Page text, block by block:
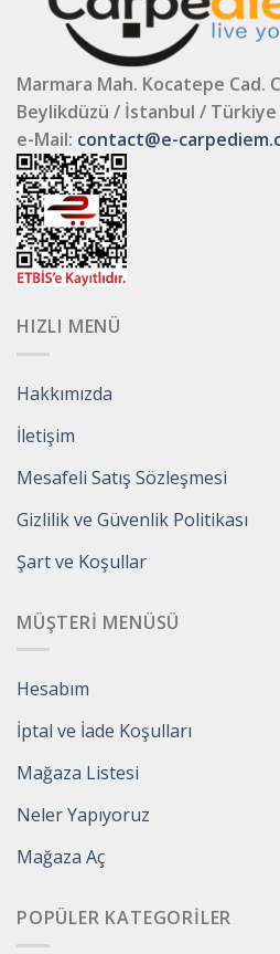
Marmara Mah. Kocatepe Cad.
Beylikdüzü / İstanbul / Türkiye
e-Mail: contact@e-
HIZLI MENÜ
Hakkımızda
İletişim
Mesafeli Satış Sözleşmesi
Gizlilik ve Güvenlik Politikası
Şart ve Koşullar
MÜŞTERI MENÜSÜ
Hesabım
İptal ve İade Koşulları
Mağaza Listesi
Neler Yapıyoruz
Mağaza Aç
POPÜLER KATEGORILER